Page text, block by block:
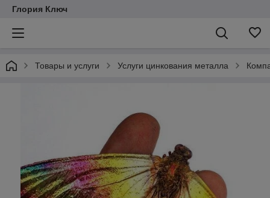
Глория Ключ
Товары и услуги Услуги цинкования металла